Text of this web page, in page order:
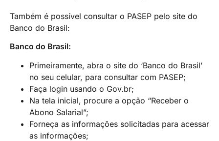
Também é possível consultar o PASEP pelo site do
Banco do Brasil:
Banco do Brasil:
Primeiramente, abra o site do ‘Banco do Brasil’
no seu celular, para consultar com PASEP;
Faça login usando o Gov.br;
Na tela inicial, procure a opção “Receber o
Abono Salarial”;
Forneça as informações solicitadas para acessar
as informações;